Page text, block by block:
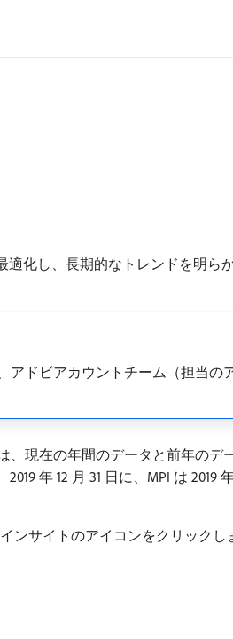
化し、長期的なトレンドを明ら
ドビアカウントチーム（担当の
現在の年間のデータと前年のデ
年 12 月 31 日に、MPI は 2019
サイトのアイコンをクリックし